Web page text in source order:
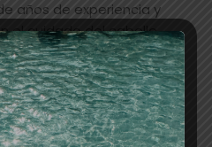
años de experiencia y
el cuidado del cabello.
mm para precisión y
«Harmonys» aseguran
uso. Olvídate de los